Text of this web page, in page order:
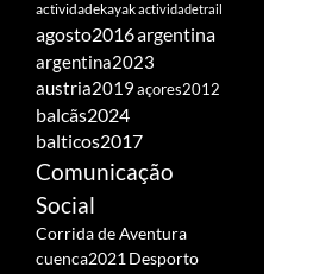
actividadekayakactividadetrail
agosto2016argentina
argentina2023
austria2019açores2012
balcãs2024
balticos2017
Comunicação
Social
Corrida de Aventura
cuenca2021 Desporto